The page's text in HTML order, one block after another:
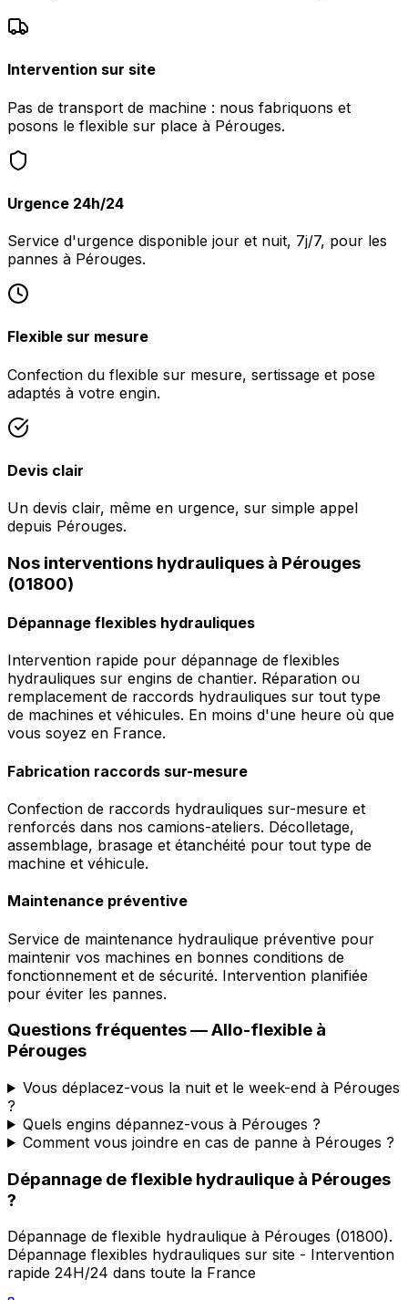
Intervention sur site
Pas de transport de machine : nous fabriquons et
posons le flexible sur place à Pérouges.
Urgence 24h/24
Service d'urgence disponible jour et nuit, 7j/7, pour les
pannes à Pérouges.
Flexible sur mesure
Confection du flexible sur mesure, sertissage et pose
adaptés à votre engin.
Devis clair
Un devis clair, même en urgence, sur simple appel
depuis Pérouges.
Nos interventions hydrauliques à Pérouges
(01800)
Dépannage flexibles hydrauliques
Intervention rapide pour dépannage de flexibles
hydrauliques sur engins de chantier. Réparation ou
remplacement de raccords hydrauliques sur tout type
de machines et véhicules. En moins d'une heure où que
vous soyez en France.
Fabrication raccords sur-mesure
Confection de raccords hydrauliques sur-mesure et
renforcés dans nos camions-ateliers. Décolletage,
assemblage, brasage et étanchéité pour tout type de
machine et véhicule.
Maintenance préventive
Service de maintenance hydraulique préventive pour
maintenir vos machines en bonnes conditions de
fonctionnement et de sécurité. Intervention planifiée
pour éviter les pannes.
Questions fréquentes —Allo-flexible à
Pérouges
Vous déplacez-vous la nuit et le week-end à Pérouges
?
Quels engins dépannez-vous à Pérouges ?
Comment vous joindre en cas de panne à Pérouges ?
Dépannage de flexible hydraulique à Pérouges
?
Dépannage de flexible hydraulique à Pérouges (01800).
Dépannage flexibles hydrauliques sur site - Intervention
rapide 24H/24 dans toute la France